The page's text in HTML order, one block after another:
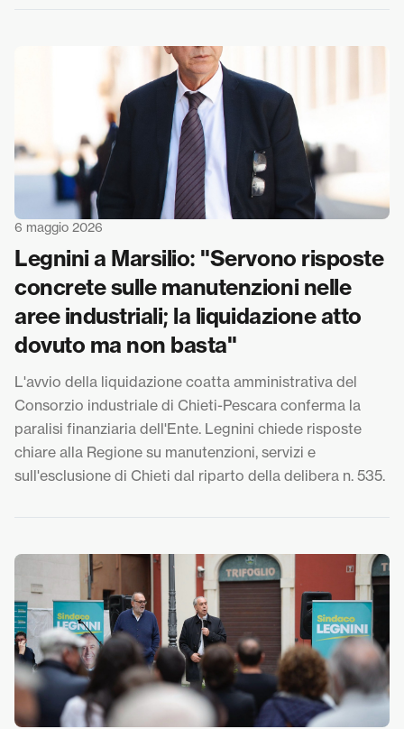
6 maggio 2026
Legnini a Marsilio: "Servono risposte
concrete sulle manutenzioni nelle
aree industriali; la liquidazione atto
dovuto ma non basta"
L'avvio della liquidazione coatta amministrativa del
Consorzio industriale di Chieti-Pescara conferma la
paralisi finanziaria dell'Ente. Legnini chiede risposte
chiare alla Regione su manutenzioni, servizi e
sull'esclusione di Chieti dal riparto della delibera n. 535.